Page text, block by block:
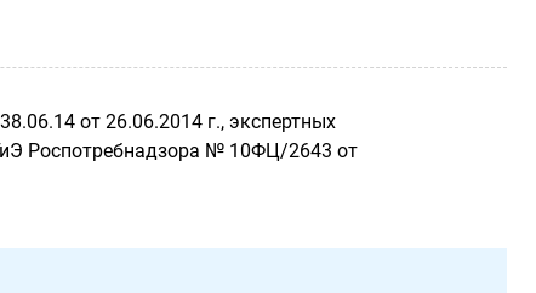
от 26.06.2014 г., экспертных
Роспотребнадзора № 10ФЦ/2643 от